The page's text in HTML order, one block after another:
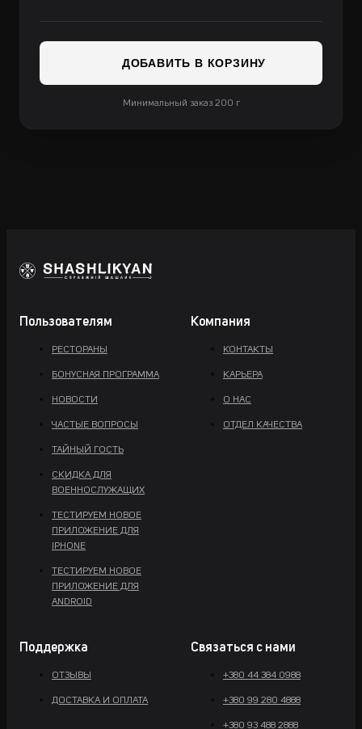
ДОБАВИТЬ В КОРЗИНУ
Минимальный заказ 200 г
Пользователям
РЕСТОРАНЫ
БОНУСНАЯ ПРОГРАММА
НОВОСТИ
ЧАСТЫЕ ВОПРОСЫ
ТАЙНЫЙ ГОСТЬ
СКИДКА ДЛЯ
ВОЕННОСЛУЖАЩИХ
ТЕСТИРУЕМ НОВОЕ
ПРИЛОЖЕНИЕ ДЛЯ
IPHONE
ТЕСТИРУЕМ НОВОЕ
ПРИЛОЖЕНИЕ ДЛЯ
ANDROID
Компания
КОНТАКТЫ
КАРЬЕРА
О НАС
ОТДЕЛ КАЧЕСТВА
Поддержка
ОТЗЫВЫ
ДОСТАВКА И ОПЛАТА
Связаться с нами
+380 44 384 0988
+380 99 280 4888
+380 93 488 2888